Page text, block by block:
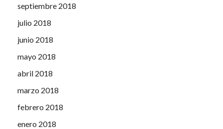
septiembre 2018
julio 2018
junio 2018
mayo 2018
abril 2018
marzo 2018
febrero 2018
enero 2018